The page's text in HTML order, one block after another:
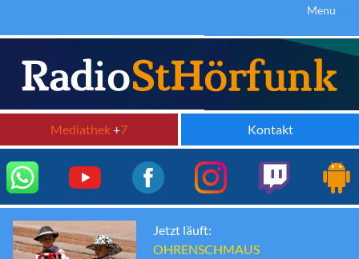
Menu
Mediathek+7 Kontakt
Jetzt läuft:
OHRENSCHMAUS